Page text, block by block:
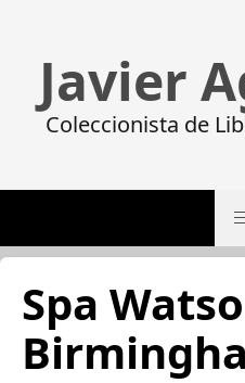
Javier
Coleccionista de
Spa